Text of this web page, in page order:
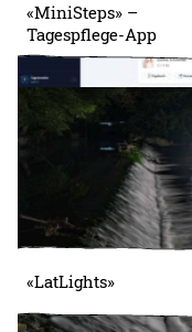
«MiniSteps» –
Tagespflege-App
«LatLights»